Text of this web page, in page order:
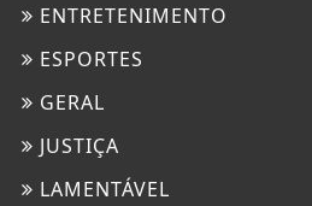
ENTRETENIMENTO
ESPORTES
GERAL
JUSTIÇA
LAMENTÁVEL